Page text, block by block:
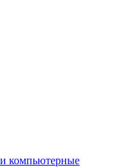
компьютерные